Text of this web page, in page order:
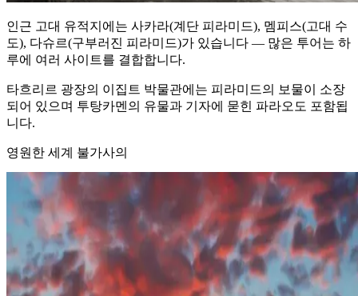
인근 고대 유적지에는 사카라(계단 피라미드), 멤피스(고대 수
도), 다슈르(구부러진 피라미드)가 있습니다 — 많은 투어는 하
루에 여러 사이트를 결합합니다.
타흐리르 광장의 이집트 박물관에는 피라미드의 보물이 소장
되어 있으며 투탕카멘의 유물과 기자에 묻힌 파라오도 포함됩
니다.
영원한 세계 불가사의